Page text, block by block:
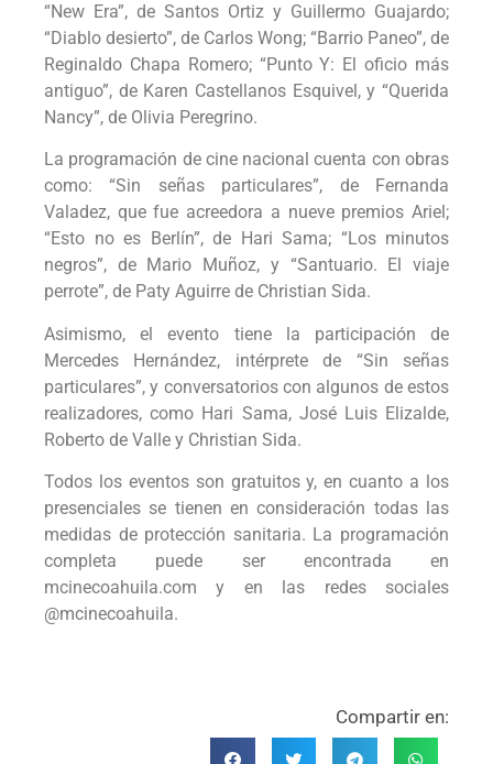
“New Era”, de Santos Ortiz y Guillermo Guajardo;
“Diablo desierto”, de Carlos Wong; “Barrio Paneo”, de
Reginaldo Chapa Romero; “Punto Y: El oficio más
antiguo”, de Karen Castellanos Esquivel, y “Querida
Nancy”, de Olivia Peregrino.
La programación de cine nacional cuenta con obras
como: “Sin señas particulares”, de Fernanda
Valadez, que fue acreedora a nueve premios Ariel;
“Esto no es Berlín”, de Hari Sama; “Los minutos
negros”, de Mario Muñoz, y “Santuario. El viaje
perrote”, de Paty Aguirre de Christian Sida.
Asimismo, el evento tiene la participación de
Mercedes Hernández, intérprete de “Sin señas
particulares”, y conversatorios con algunos de estos
realizadores, como Hari Sama, José Luis Elizalde,
Roberto de Valle y Christian Sida.
Todos los eventos son gratuitos y, en cuanto a los
presenciales se tienen en consideración todas las
medidas de protección sanitaria. La programación
completa puede ser encontrada en
mcinecoahuila.com y en las redes sociales
@mcinecoahuila.
Compartir en: